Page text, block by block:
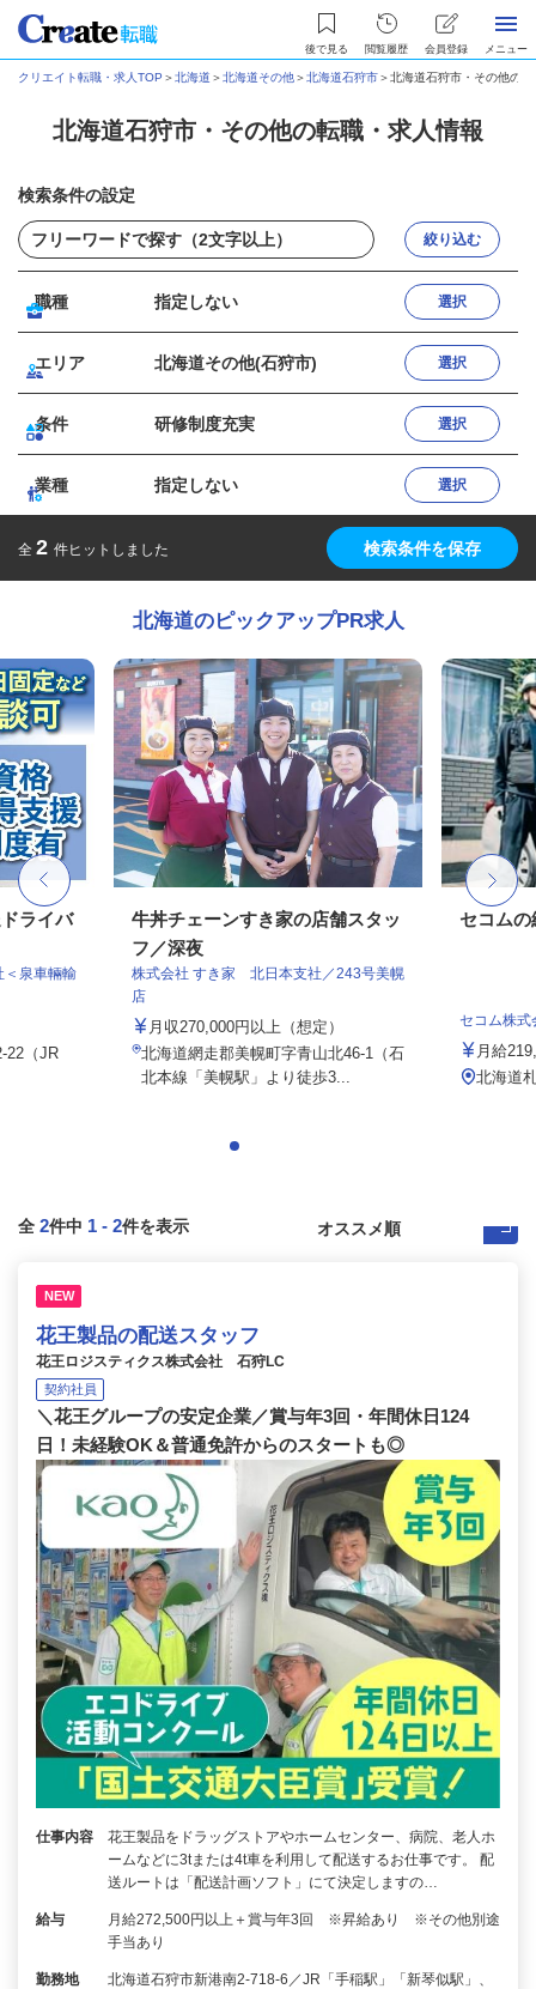
後で見る 閲覧履歴 会員登録 メニュー
クリエイト転職・求人TOP ＞北海道 ＞北海道その他＞北海道石狩市＞北海道石狩市・その他の
北海道石狩市・その他の転職・求人情報
検索条件の設定
絞り込む
職種 指定しない 選択
エリア 北海道その他(石狩市) 選択
条件 研修制度充実 選択
業種 指定しない 選択
全 2 件ヒットしました 検索条件を保存
北海道のピックアップPR求人
ライバ
泉車輛輸
22（JR
牛丼チェーンすき家の店舗スタッ
フ／深夜
株式会社 すき家 北日本支社／243号美幌
店
月収270,000円以上（想定）
北海道網走郡美幌町字青山北46-1（石
北本線「美幌駅」より徒歩3...
セコムの
セコム株式
月給
北海道
全 2件中 1 - 2件を表示
NEW
花王製品の配送スタッフ
花王ロジスティクス株式会社 石狩LC
契約社員
＼花王グループの安定企業／賞与年3回・年間休日124
日！未経験OK＆普通免許からのスタートも◎
仕事内容
花王製品をドラッグストアやホームセンター、病院、老人ホ
ームなどに3tまたは4t車を利用して配送するお仕事です。 配
送ルートは「配送計画ソフト」にて決定しますの…
給与
月給272,500円以上＋賞与年3回 ※昇給あり ※その他別途
手当あり
勤務地
北海道石狩市新港南2-718-6／JR「手稲駅」「新琴似駅」、